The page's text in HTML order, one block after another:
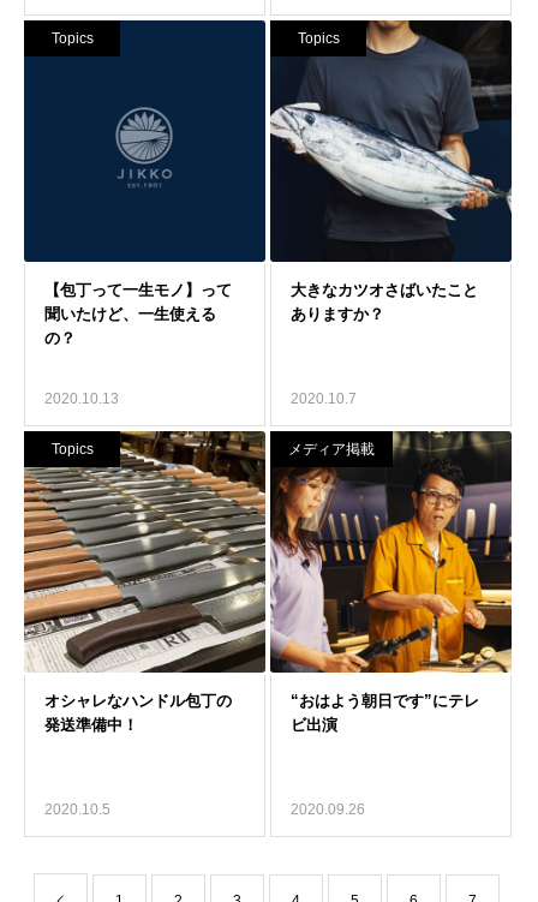
Topics
2020.10.13
Topics
2020.10.7
Topics
2020.10.5
メディア掲載
2020.09.26